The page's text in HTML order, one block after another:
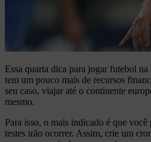
Essa quarta dica para jogar futebol
tem um pouco mais de recursos
seu caso, viajar até o continente
mesmo.
Para isso, o mais indicado é que você
testes irão ocorrer. Assim, crie um